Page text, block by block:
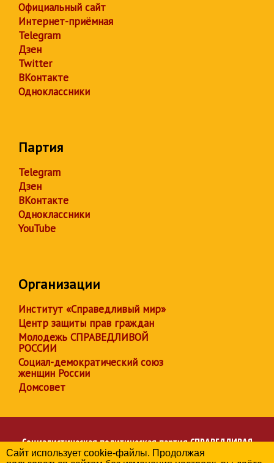
Официальный сайт
Интернет-приёмная
Telegram
Дзен
Twitter
ВКонтакте
Одноклассники
Партия
Telegram
Дзен
ВКонтакте
Одноклассники
YouTube
Организации
Институт «Справедливый мир»
Центр защиты прав граждан
Молодежь СПРАВЕДЛИВОЙ
РОССИИ
Социал-демократический союз
женщин России
Домсовет
Социалистическая политическая партияСПРАВЕДЛИВАЯ
РОССИЯ
Сайт использует cookie-файлы. Продолжая